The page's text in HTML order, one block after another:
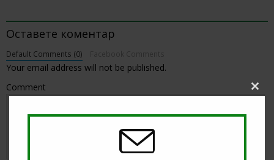
Оставете коментар
Default Comments (0)
Your email address will not be published.
Comment